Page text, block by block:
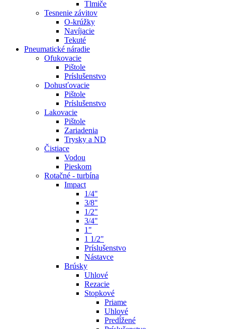
Tlmiče
Tesnenie závitov
O-krúžky
Navíjacie
Tekuté
Pneumatické náradie
Ofukovacie
Pištole
Príslušenstvo
Dohusťovacie
Pištole
Príslušenstvo
Lakovacie
Pištole
Zariadenia
Trysky a ND
Čistiace
Vodou
Pieskom
Rotačné - turbína
Impact
1/4"
3/8"
1/2"
3/4"
1"
1 1/2"
Príslušenstvo
Nástavce
Brúsky
Uhlové
Rezacie
Stopkové
Priame
Uhlové
Predĺžené